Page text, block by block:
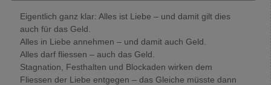
Eigentlich ganz klar: Alles ist Liebe – und damit gilt dies
auch für das Geld.
Alles in Liebe annehmen – und damit auch Geld.
Alles darf fliessen – auch das Geld.
Stagnation, Festhalten und Blockaden wirken dem
Fliessen der Liebe entgegen – das Gleiche müsste dann